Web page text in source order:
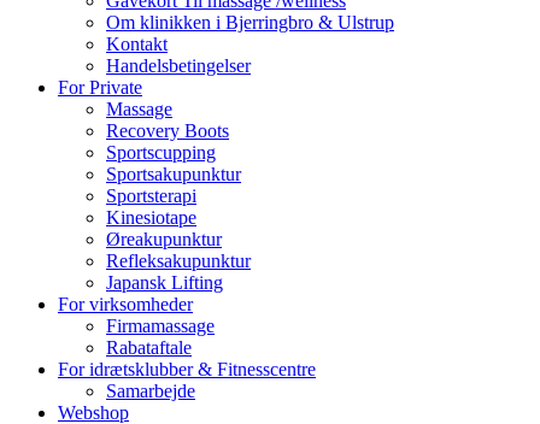
Om klinikken i Bjerringbro & Ulstrup
Kontakt
Handelsbetingelser
For Private
Massage
Recovery Boots
Sportscupping
Sportsakupunktur
Sportsterapi
Kinesiotape
Øreakupunktur
Refleksakupunktur
Japansk Lifting
For virksomheder
Firmamassage
Rabataftale
For idrætsklubber & Fitnesscentre
Samarbejde
Webshop